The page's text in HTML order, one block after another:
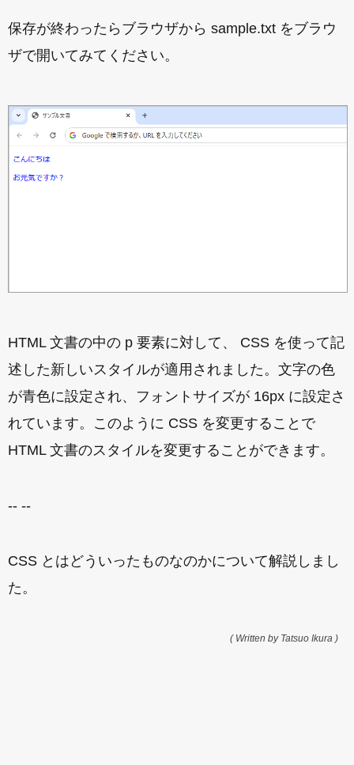
保存が終わったらブラウザから sample.txt をブラウ
ザで開いてみてください。
HTML 文書の中の p 要素に対して、 CSS を使って記
述した新しいスタイルが適用されました。文字の色
が青色に設定され、フォントサイズが 16px に設定さ
れています。このように CSS を変更することで
HTML 文書のスタイルを変更することができます。
-- --
CSS とはどういったものなのかについて解説しまし
た。
( Written by Tatsuo Ikura )